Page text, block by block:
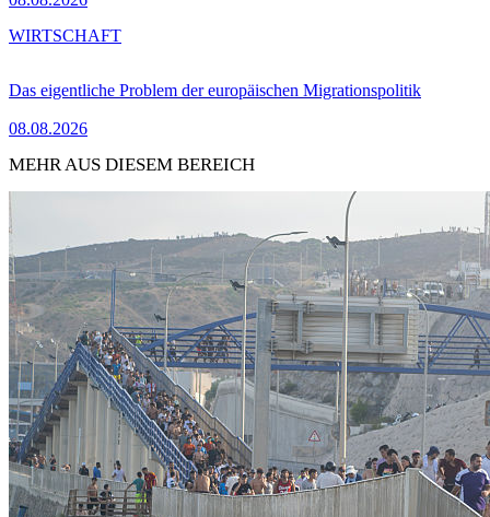
Das eigentliche Problem der europäischen Migrationspolitik
08.08.2026
WIRTSCHAFT
MEHR AUS DIESEM BEREICH